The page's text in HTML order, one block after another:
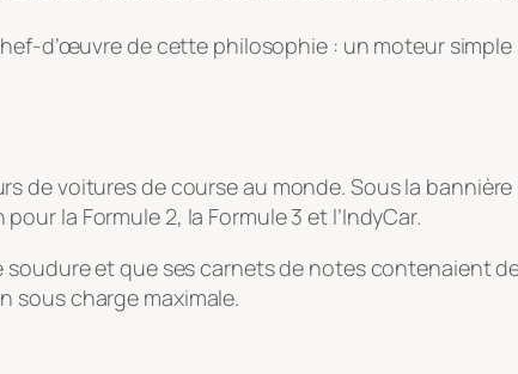
d’œuvre de cette philosophie : un moteur
de voitures de course au monde. Sous la
la Formule 2, la Formule 3 et l’IndyCar.
et que ses carnets de notes contenaient
sous charge maximale.